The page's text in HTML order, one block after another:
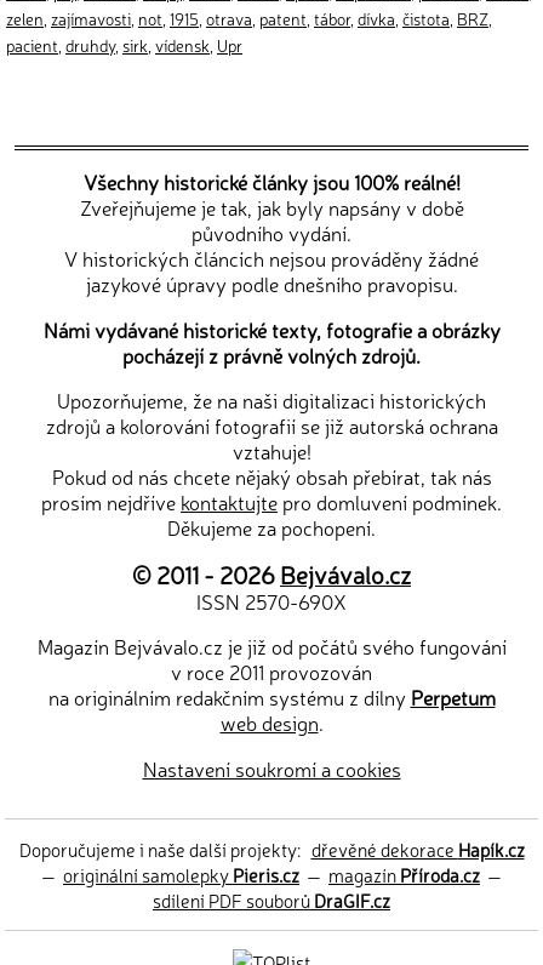
zelen zajímavosti not 1915 otrava patent tábor, dívka čistota BRZ
pacient druhdy, sirk vídensk Upr
Všechny historické články jsou 100% reálné!
Zveřejňujeme je tak, jak byly napsány v době
původního vydání.
V historických článcích nejsou prováděny žádné
jazykové úpravy podle dnešního pravopisu.
Námi vydávané historické texty, fotografie a obrázky
pocházejí z právně volných zdrojů.
Upozorňujeme, že na naši digitalizaci historických
zdrojů a kolorování fotografií se již autorská ochrana
vztahuje!
Pokud od nás chcete nějaký obsah přebírat, tak nás
prosím nejdříve kontaktujte pro domluvení podmínek.
Děkujeme za pochopení.
© 2011 - 2026Bejvávalo.cz
ISSN 2570-690X
Magazín Bejvávalo.cz je již od počátů svého fungování
v roce 2011 provozován
na originálním redakčním systému z dílny Perpetum
web design.
Nastavení soukromí a cookies
Doporučujeme i naše další projekty: dřevěné dekorace Hapík.cz
— originální samolepkyPieris.cz — magazínPříroda.cz —
sdílení PDF souborůDraGIF.cz